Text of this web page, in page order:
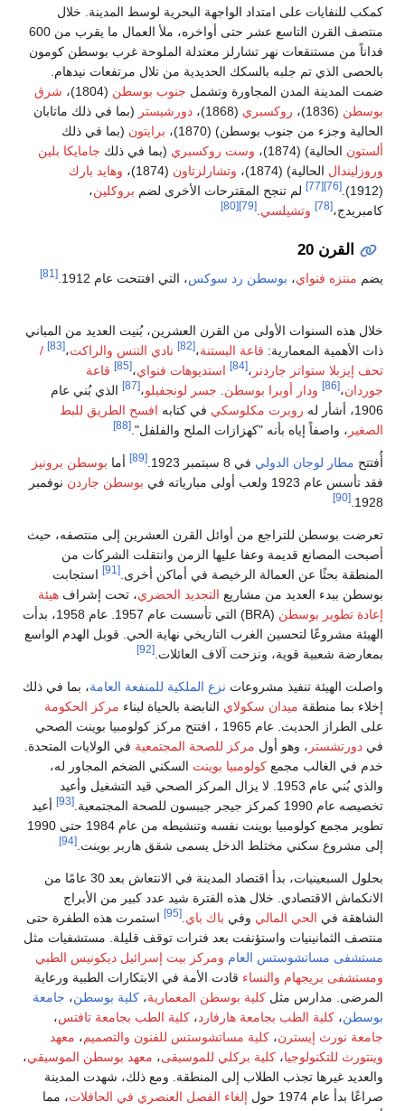
المدينة. خلال
منتصف القرن التاسع عشر حتى أواخره، ملأ العمال ما يقرب من 600
غرب بوسطن كومون
نيدهام.
(1804)،
شرق
(بما في ذلك ماتابان
(بما في ذلك
ذلكجامايكا بلين
وهايد بارك
بروكلين،
عام 1912. [81]
العديد من المباني
والراكت،
/
قاعة
الذي بُني عام
الطريق للبط
أمابوسطن برونيز
جاردن نوفمبر
إلى منتصفه، حيث
الشركات من
استجابت
، تحت إشرافهيئة
(BRA) التي تأسست عام 1957. عام 1958، بدأت
قوبل الهدم الواسع
العامة، بما في ذلك
مركز الحكومة
افتتح مركز كولومبيا بوينت الصحي
في الولايات المتحدة.
المجاور له،
قيد التشغيل وأعيد
أعيد
تطوير مجمع كولومبيا بوينت نفسه وتنشيطه من عام 1984 حتى 1990
بوينت.
بحلول السبعينيات، بدأ اقتصاد المدينة في الانتعاش بعد 30 عامًا من
من الأبراج
هذه الطفرة حتى
مستشفيات مثل
ديكونيس الطبي
الطبية ورعاية
كلية بوسطن ،جامعة
بجامعة تافتس،
،معهد
بوسطن الموسيقي،
شهدت المدينة
في الحافلات ، مما